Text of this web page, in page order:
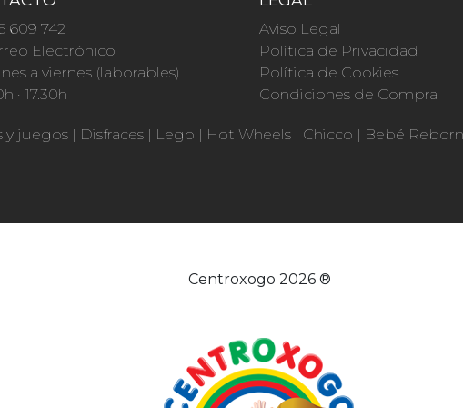
609 742
Electrónico
a viernes (laborables)
· 17.30h
Aviso Legal
Política de Privacidad
Política de Cookies
Condiciones de Compra
y juegos | Disfraces | Lego | Hot Wheels | Chicco | Bebé Reborn
Centroxogo 2026 ®